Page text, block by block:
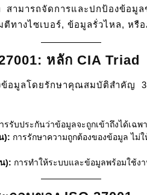
คง
อดภัย
สามารถจัดการและปกป้องข้อมู
ตีทางไซเบอร์, ข้อมูลรั่วไหล, หรื
หลัก CIA Triad
ข้อมูลโดยรักษาคุณสมบัติสำคัญ
รรับประกันว่าข้อมูลจะถูกเข้าถึงได้เฉ
): การรักษาความถูกต้องของข้อมูล ไม่
): การทำให้ระบบและข้อมูลพร้อมใช้ง